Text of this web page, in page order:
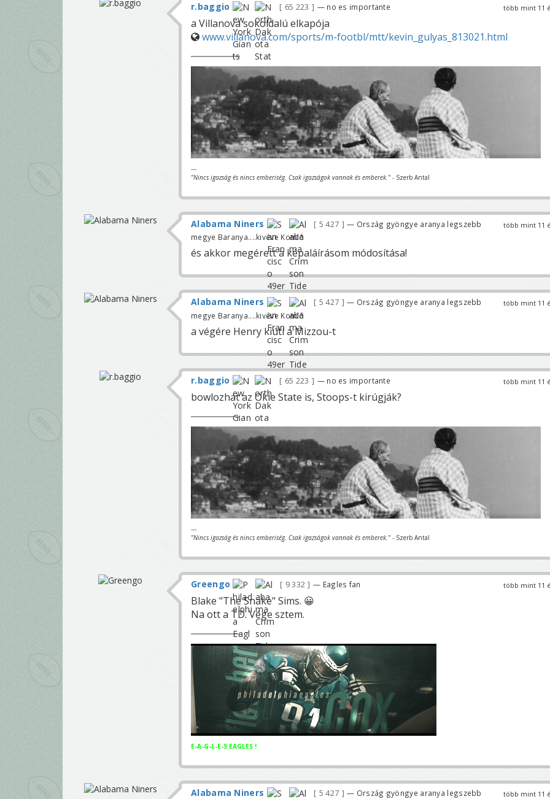
több mint 11
r.baggio 65 223 — no es importante
a Villanova sokoldalú elkapója
www.villanova.com/sports/m-footbl/mtt/kevin_gulyas_813021.html
---
"Nincs igazság és nincs emberiség. Csak igazságok vannak és emberek." - Szerb Antal
több mint 11
Alabama Niners 5 427
— Ország gyöngye aranya legszebb
megye Baranya....kivéve Komló
és akkor megérett a képaláírásom módosítása!
több mint 11
Alabama Niners 5 427
— Ország gyöngye aranya legszebb
megye Baranya....kivéve Komló
a végére Henry kiüti a Mizzou-t
több mint 11
r.baggio 65 223 — no es importante
bowlozhat az Okie State is, Stoops-t kirúgják?
---
"Nincs igazság és nincs emberiség. Csak igazságok vannak és emberek." - Szerb Antal
több mint 11
Greengo 9 332 — Eagles fan
Blake "The Snake" Sims. 😀
Na ott a TD. Vége sztem.
E-A-G-L-E-S EAGLES !
több mint 11
Alabama Niners 5 427
— Ország gyöngye aranya legszebb